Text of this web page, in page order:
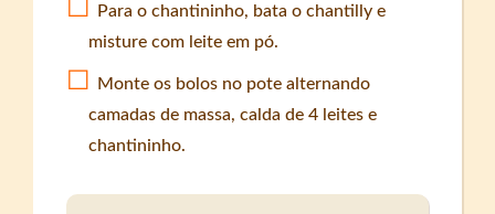
Para o chantininho, bata o chantilly e
misture com leite em pó.
Monte os bolos no pote alternando
camadas de massa, calda de 4 leites e
chantininho.